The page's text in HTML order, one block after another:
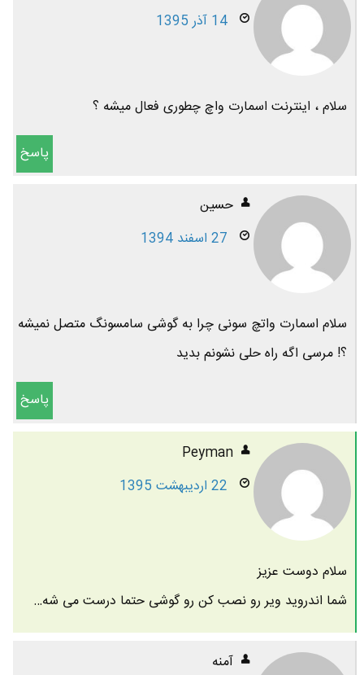
14 آذر 1395
سلام ، اینترنت اسمارت واچ چطوری فعال میشه ؟
پاسخ
حسین
27 اسفند 1394
سلام اسمارت واتچ سونی چرا به گوشی سامسونگ متصل نمیشه
؟! مرسی اگه راه حلی نشونم بدید
پاسخ
Peyman
22 اردیبهشت 1395
سلام دوست عزیز
شما اندروید ویر رو نصب کن رو گوشی حتما درست می شه…
آمنه